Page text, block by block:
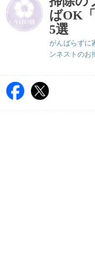
ばOK
5選
がんばらずに
ンネストのお